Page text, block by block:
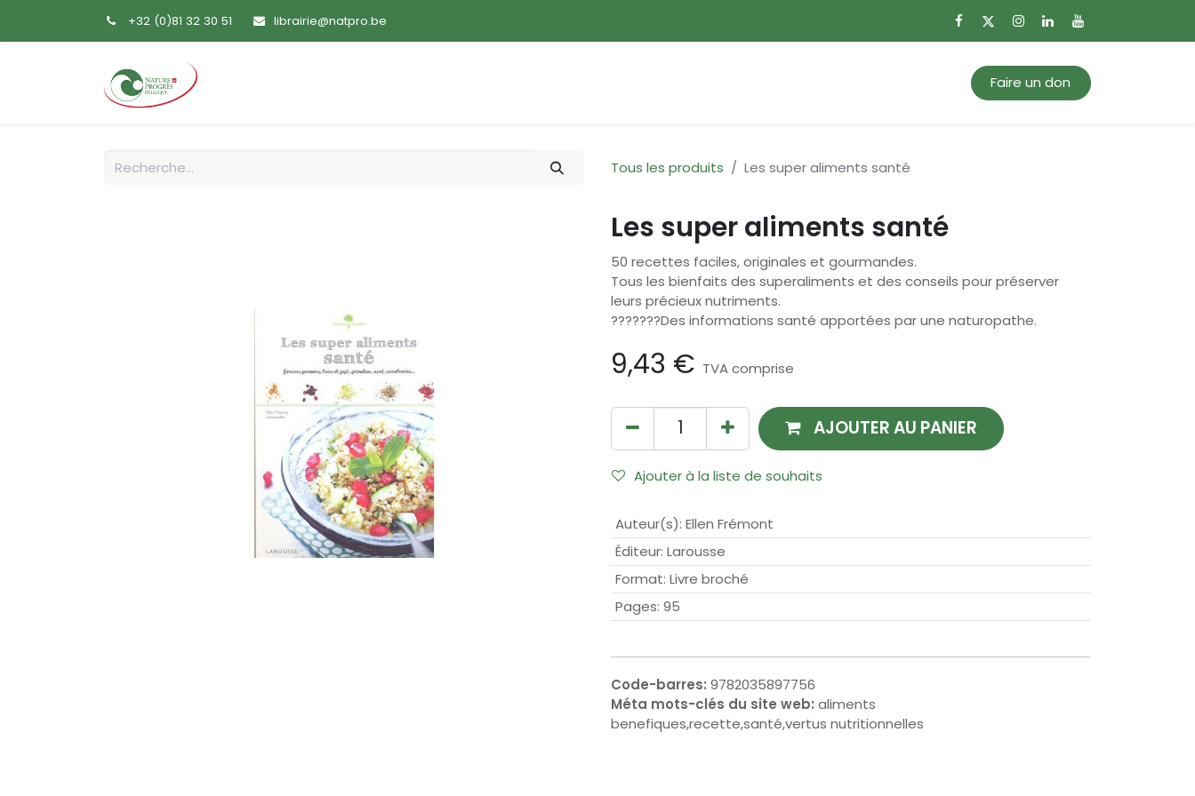
+32 (0)81 32 30 51 librairie@natpro.be
Faire un don
Tous les produits Les super aliments santé
Les super aliments santé
50 recettes faciles, originales et gourmandes.
Tous les bienfaits des superaliments et des conseils pour préserver
leurs précieux nutriments.
???????Des informations santé apportées par une naturopathe.
9,43 € TVA comprise
AJOUTER AU PANIER
Ajouter à la liste de souhaits
Auteur(s): Ellen Frémont
Éditeur: Larousse
Format: Livre broché
Pages: 95
Code-barres: 9782035897756
Méta mots-clés du site web: aliments
benefiques,recette,santé,vertus nutritionnelles